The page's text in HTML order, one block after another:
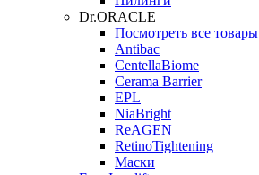
Dr.ORACLE
Посмотреть все товары
Antibac
CentellaBiome
Cerama Barrier
EPL
NiaBright
ReAGEN
RetinoTightening
Маски